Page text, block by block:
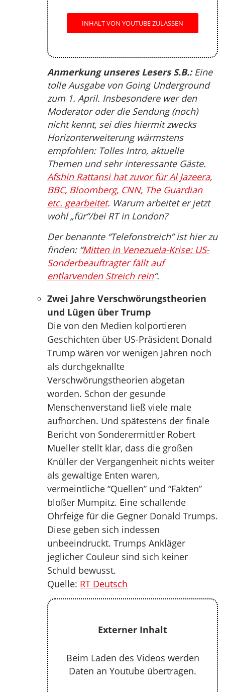
INHALT VON YOUTUBE ZULASSEN
Anmerkung unseres Lesers S.B.:Eine
tolle Ausgabe von Going Underground
zum 1. April. Insbesondere wer den
Moderator oder die Sendung (noch)
nicht kennt, sei dies hiermit zwecks
Horizonterweiterung wärmstens
empfohlen: Tolles Intro, aktuelle
Themen und sehr interessante Gäste.
Afshin Rattansi hat zuvor für Al Jazeera,
BBC, Bloomberg, CNN, The Guardian
etc. gearbeitet. Warum arbeitet er jetzt
wohl „für“/bei RT in London?
Der benannte “Telefonstreich” ist hier zu
finden: “Mitten in Venezuela-Krise: US-
Sonderbeauftragter fällt auf
entlarvenden Streich rein“.
Zwei Jahre Verschwörungstheorien
und Lügen über Trump
Die von den Medien kolportieren
Geschichten über US-Präsident Donald
Trump wären vor wenigen Jahren noch
als durchgeknallte
Verschwörungstheorien abgetan
worden. Schon der gesunde
Menschenverstand ließ viele male
aufhorchen. Und spätestens der finale
Bericht von Sonderermittler Robert
Mueller stellt klar, dass die großen
Knüller der Vergangenheit nichts weiter
als gewaltige Enten waren,
vermeintliche “Quellen” und “Fakten”
bloßer Mumpitz. Eine schallende
Ohrfeige für die Gegner Donald Trumps.
Diese geben sich indessen
unbeeindruckt. Trumps Ankläger
jeglicher Couleur sind sich keiner
Schuld bewusst.
Quelle: RT Deutsch
Externer Inhalt
Beim Laden des Videos werden
Daten an Youtube übertragen.